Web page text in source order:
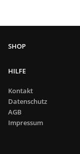
HILFE
Kontakt
Datenschutz
AGB
Impressum